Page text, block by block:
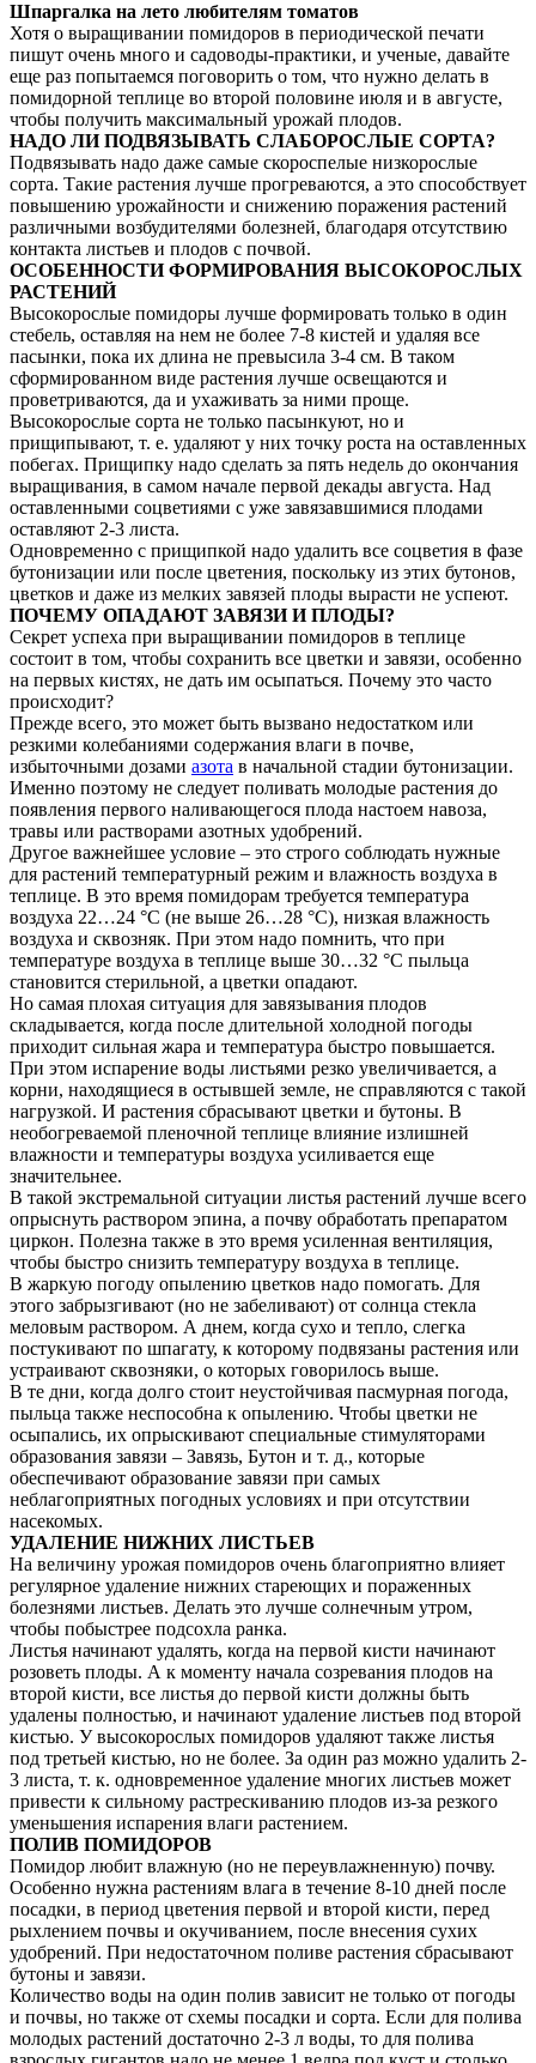
Шпаргалка на лето любителям томатов
Хотя о выращивании помидоров в периодической печати
пишут очень много и садоводы-практики, и ученые, давайте
еще раз попытаемся поговорить о том, что нужно делать в
помидорной теплице во второй половине июля и в августе,
чтобы получить максимальный урожай плодов.
НАДО ЛИ ПОДВЯЗЫВАТЬ СЛАБОРОСЛЫЕ СОРТА?
Подвязывать надо даже самые скороспелые низкорослые
сорта. Такие растения лучше прогреваются, а это способствует
повышению урожайности и снижению поражения растений
различными возбудителями болезней, благодаря отсутствию
контакта листьев и плодов с почвой.
ОСОБЕННОСТИ ФОРМИРОВАНИЯ ВЫСОКОРОСЛЫХ
РАСТЕНИЙ
Высокорослые помидоры лучше формировать только в один
стебель, оставляя на нем не более 7-8 кистей и удаляя все
пасынки, пока их длина не превысила 3-4 см. В таком
сформированном виде растения лучше освещаются и
проветриваются, да и ухаживать за ними проще.
Высокорослые сорта не только пасынкуют, но и
прищипывают, т. е. удаляют у них точку роста на оставленных
побегах. Прищипку надо сделать за пять недель до окончания
выращивания, в самом начале первой декады августа. Над
оставленными соцветиями с уже завязавшимися плодами
оставляют 2-3 листа.
Одновременно с прищипкой надо удалить все соцветия в фазе
бутонизации или после цветения, поскольку из этих бутонов,
цветков и даже из мелких завязей плоды вырасти не успеют.
ПОЧЕМУ ОПАДАЮТ ЗАВЯЗИ И ПЛОДЫ?
Секрет успеха при выращивании помидоров в теплице
состоит в том, чтобы сохранить все цветки и завязи, особенно
на первых кистях, не дать им осыпаться. Почему это часто
происходит?
Прежде всего, это может быть вызвано недостатком или
резкими колебаниями содержания влаги в почве,
избыточными дозами азота в начальной стадии бутонизации.
Именно поэтому не следует поливать молодые растения до
появления первого наливающегося плода настоем навоза,
травы или растворами азотных удобрений.
Другое важнейшее условие – это строго соблюдать нужные
для растений температурный режим и влажность воздуха в
теплице. В это время помидорам требуется температура
воздуха 22…24 °С (не выше 26…28 °С), низкая влажность
воздуха и сквозняк. При этом надо помнить, что при
температуре воздуха в теплице выше 30…32 °С пыльца
становится стерильной, а цветки опадают.
Но самая плохая ситуация для завязывания плодов
складывается, когда после длительной холодной погоды
приходит сильная жара и температура быстро повышается.
При этом испарение воды листьями резко увеличивается, а
корни, находящиеся в остывшей земле, не справляются с такой
нагрузкой. И растения сбрасывают цветки и бутоны. В
необогреваемой пленочной теплице влияние излишней
влажности и температуры воздуха усиливается еще
значительнее.
В такой экстремальной ситуации листья растений лучше всего
опрыснуть раствором эпина, а почву обработать препаратом
циркон. Полезна также в это время усиленная вентиляция,
чтобы быстро снизить температуру воздуха в теплице.
В жаркую погоду опылению цветков надо помогать. Для
этого забрызгивают (но не забеливают) от солнца стекла
меловым раствором. А днем, когда сухо и тепло, слегка
постукивают по шпагату, к которому подвязаны растения или
устраивают сквозняки, о которых говорилось выше.
В те дни, когда долго стоит неустойчивая пасмурная погода,
пыльца также неспособна к опылению. Чтобы цветки не
осыпались, их опрыскивают специальные стимуляторами
образования завязи – Завязь, Бутон и т. д., которые
обеспечивают образование завязи при самых
неблагоприятных погодных условиях и при отсутствии
насекомых.
УДАЛЕНИЕ НИЖНИХ ЛИСТЬЕВ
На величину урожая помидоров очень благоприятно влияет
регулярное удаление нижних стареющих и пораженных
болезнями листьев. Делать это лучше солнечным утром,
чтобы побыстрее подсохла ранка.
Листья начинают удалять, когда на первой кисти начинают
розоветь плоды. А к моменту начала созревания плодов на
второй кисти, все листья до первой кисти должны быть
удалены полностью, и начинают удаление листьев под второй
кистью. У высокорослых помидоров удаляют также листья
под третьей кистью, но не более. За один раз можно удалить 2-
3 листа, т. к. одновременное удаление многих листьев может
привести к сильному растрескиванию плодов из-за резкого
уменьшения испарения влаги растением.
ПОЛИВ ПОМИДОРОВ
Помидор любит влажную (но не переувлажненную) почву.
Особенно нужна растениям влага в течение 8-10 дней после
посадки, в период цветения первой и второй кисти, перед
рыхлением почвы и окучиванием, после внесения сухих
удобрений. При недостаточном поливе растения сбрасывают
бутоны и завязи.
Количество воды на один полив зависит не только от погоды
и почвы, но также от схемы посадки и сорта. Если для полива
молодых растений достаточно 2-3 л воды, то для полива